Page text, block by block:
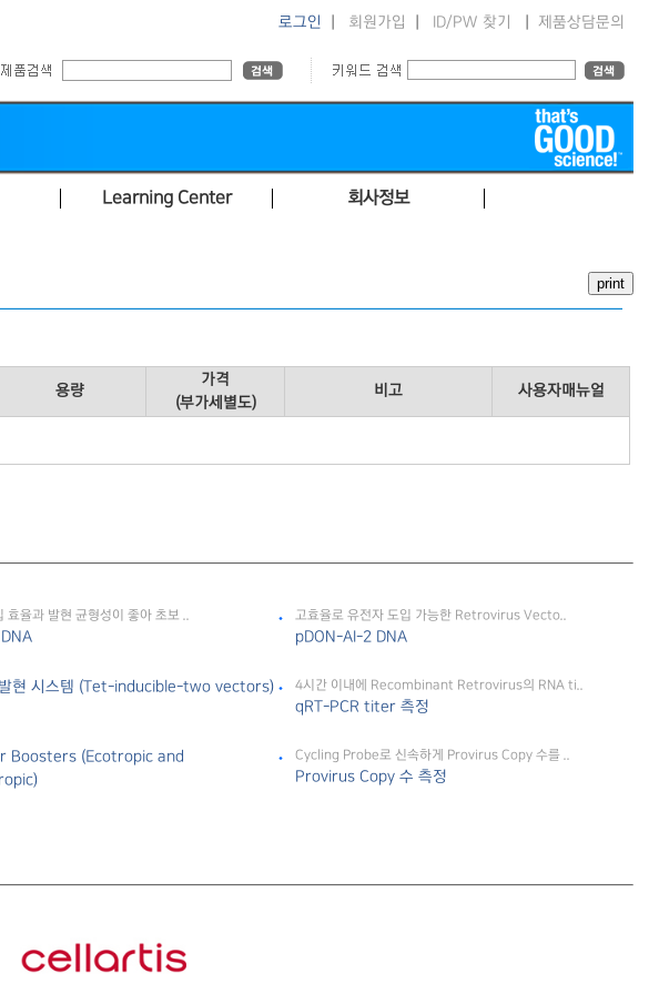
로그인 회원가입 ID/PW 찾기 제품상담문의
Learning Center 회사정보
용량
가격
(부가세별도)
비고 사용자매뉴얼
효율과 발현 균형성이 좋아 초보 .. 고효율로 유전자 도입 가능한 Retrovirus Vecto..
pDON-AI-2 DNA
현 시스템 (Tet-inducible-two vectors) 4시간 이내에 Recombinant Retrovirus의 RNA ti..
qRT-PCR titer 측정
Boosters (Ecotropic and
Cycling Probe로 신속하게 Provirus Copy 수를 ..
Provirus Copy 수 측정